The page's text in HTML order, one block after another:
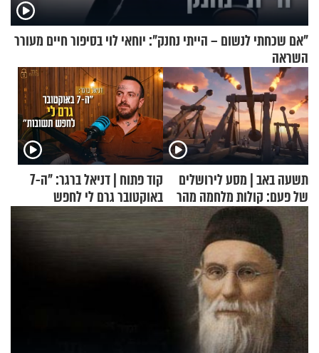
"אם שכחתי לנשום – הייתי נחנק": יוחאי לוי בסיפור חיים מעורר
השראה
תשעה באב | מסע לירושלים
של פעם: קולות מלחמה מהר
הזיתים
קוד פתוח | דניאל ברגר: "ה-7
באוקטובר גרם לי לחפש